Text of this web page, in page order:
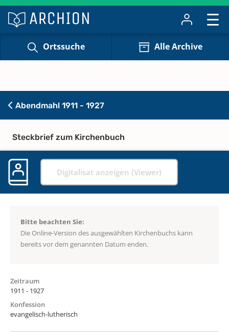
Ortssuche Alle Archive
Abendmahl 1911 - 1927
Steckbrief zum Kirchenbuch
Digitalisat anzeigen (Viewer)
Bitte beachten Sie:
Die Online-Version des ausgewählten Kirchenbuchs kann
bereits vor dem genannten Datum enden.
Zeitraum
1911 - 1927
Konfession
evangelisch-lutherisch